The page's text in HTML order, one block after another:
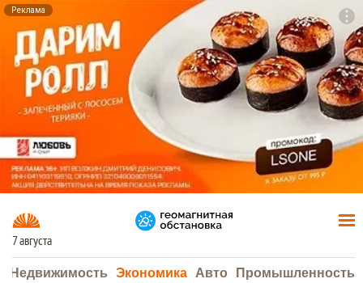
Реклама
7 августа
Недвижимость Экономика Авто Промышленность